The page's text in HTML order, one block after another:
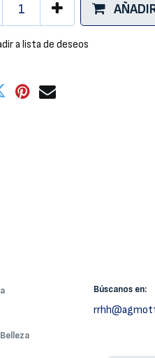
a lista de deseos
Búscanos en: